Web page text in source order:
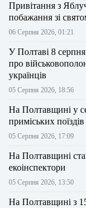
Привітання з
побажання зі
06 Серпня 2026, 01:21
У Полтаві 8
про
українців
05 Серпня 2026, 18:56
На Полтавщині у
приміських поїздів
05 Серпня 2026, 17:09
На Полтавщині
екоінспектори
05 Серпня 2026, 13:50
На Полтавщині з